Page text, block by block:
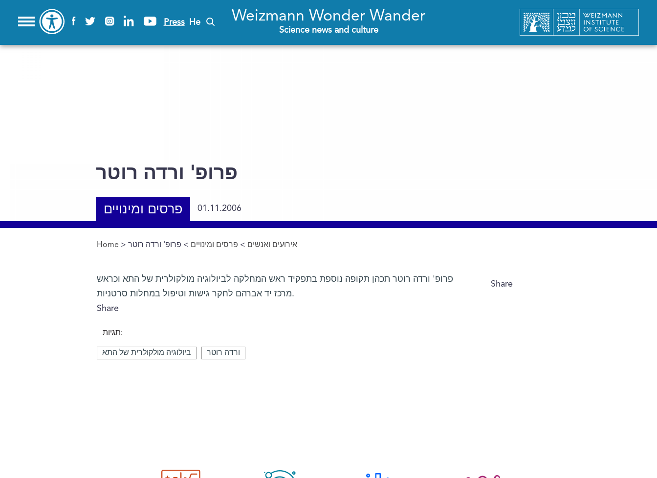
Press He Weizmann Wonder Wander
Science news and culture
פרופ' ורדה רוטר
פרסים ומינויים 01.11.2006
You are here
Home > אירועים ואנשים > פרסים ומינויים > פרופ' ורדה רוטר
Share
פרופ' ורדה רוטר תכהן תקופה נוספת בתפקיד ראש המחלקה לביולוגיה מולקולרית של התא וכראש
מרכז יד אברהם לחקר גישות וטיפול במחלות סרטניות.
Share
תגיות:
ביולוגיה מולקולרית של התא ורדה רוטר